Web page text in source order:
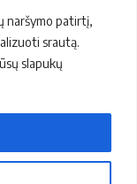
naršymo patirtį,
srautą.
slapukų